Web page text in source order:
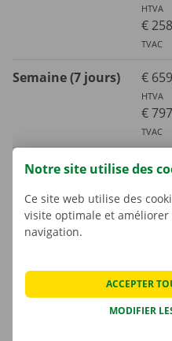
HTVA
€
TVAC
Semaine (7 jours) €
HTVA
€
TVAC
Mois (30 jours) €
€
TVAC
Notre site utilise des
Ce site web utilise des
visite optimale et améliorer
navigation.
MODIFIER
ACCEPTER